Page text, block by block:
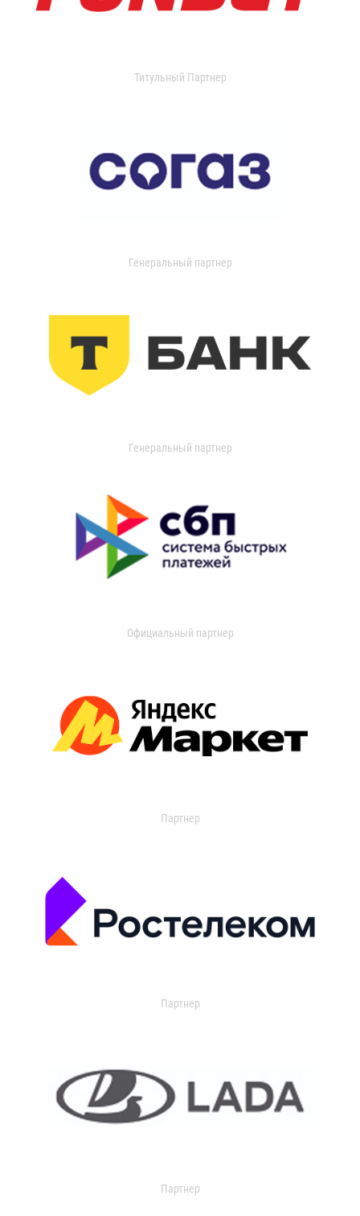
Титульный Партнер
Генеральный партнер
Генеральный партнер
Официальный партнер
Партнер
Партнер
Партнер